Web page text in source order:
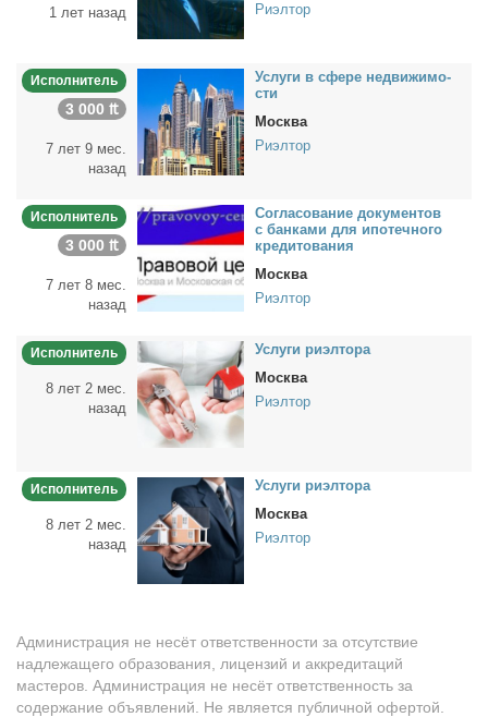
1 лет назад
Риэлтор
Исполнитель
3 000 ₶
7 лет 9 мес.
назад
Услу­ги в сфе­ре недви­жи­мо­
сти
Москва
Риэлтор
Исполнитель
3 000 ₶
7 лет 8 мес.
назад
Со­гла­со­ва­ние до­ку­мен­тов
с бан­ка­ми для ипо­теч­но­го
кре­ди­то­ва­ния
Москва
Риэлтор
Исполнитель
8 лет 2 мес.
назад
Услу­ги ри­эл­то­ра
Москва
Риэлтор
Исполнитель
8 лет 2 мес.
назад
Услу­ги ри­эл­то­ра
Москва
Риэлтор
Администрация не несёт ответственности за отсутствие
надлежащего образования, лицензий и аккредитаций
мастеров. Администрация не несёт ответственность за
содержание объявлений. Не является публичной офертой.